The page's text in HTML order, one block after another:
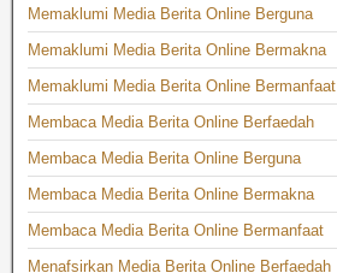
Memaklumi Media Berita Online Berguna
Memaklumi Media Berita Online Bermakna
Memaklumi Media Berita Online Bermanfaat
Membaca Media Berita Online Berfaedah
Membaca Media Berita Online Berguna
Membaca Media Berita Online Bermakna
Membaca Media Berita Online Bermanfaat
Menafsirkan Media Berita Online Berfaedah